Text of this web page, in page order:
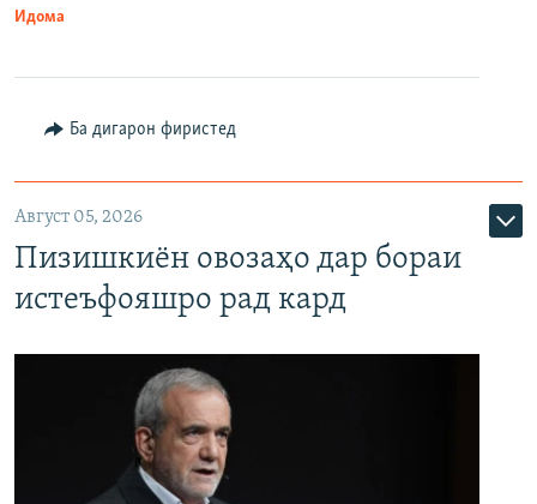
Идома
Ба дигарон фиристед
Август 05, 2026
Пизишкиён овозаҳо дар бораи
истеъфояшро рад кард